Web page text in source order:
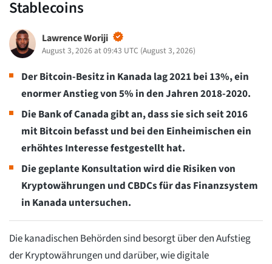
Stablecoins
Lawrence Woriji
August 3, 2026 at 09:43 UTC (August 3, 2026)
Der Bitcoin-Besitz in Kanada lag 2021 bei 13%, ein
enormer Anstieg von 5% in den Jahren 2018-2020.
Die Bank of Canada gibt an, dass sie sich seit 2016
mit Bitcoin befasst und bei den Einheimischen ein
erhöhtes Interesse festgestellt hat.
Die geplante Konsultation wird die Risiken von
Kryptowährungen und CBDCs für das Finanzsystem
in Kanada untersuchen.
Die kanadischen Behörden sind besorgt über den Aufstieg
der Kryptowährungen und darüber, wie digitale